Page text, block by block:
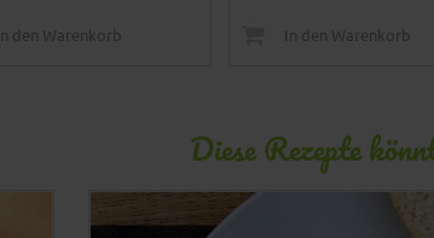
In den Warenkorb In den Warenkorb
Diese Rezepte